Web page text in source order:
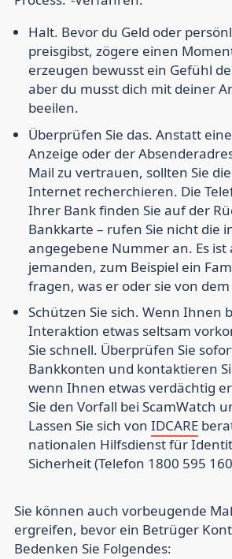
Halt. Bevor du Geld oder
preisgibst, zögere einen
erzeugen bewusst ein Gefühl
aber du musst dich mit deiner
beeilen.
Überprüfen Sie das. Anstatt
Anzeige oder der
Mail zu vertrauen, sollten Sie
Internet recherchieren. Die
Ihrer Bank finden Sie auf der
Bankkarte – rufen Sie nicht die
angegebene Nummer an. Es ist
jemanden, zum Beispiel ein
fragen, was er oder sie von
Schützen Sie sich. Wenn Ihnen
Interaktion etwas seltsam
Sie schnell. Überprüfen Sie
Bankkonten und kontaktieren
wenn Ihnen etwas verdächtig
Sie den Vorfall bei ScamWatch
Lassen Sie sich von IDCARE
nationalen Hilfsdienst für
Sicherheit (Telefon 1800 595
Sie können auch vorbeugende
ergreifen, bevor ein Betrüger
Bedenken Sie Folgendes: